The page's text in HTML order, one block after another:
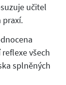
učitel
praxí.
všech
splněných